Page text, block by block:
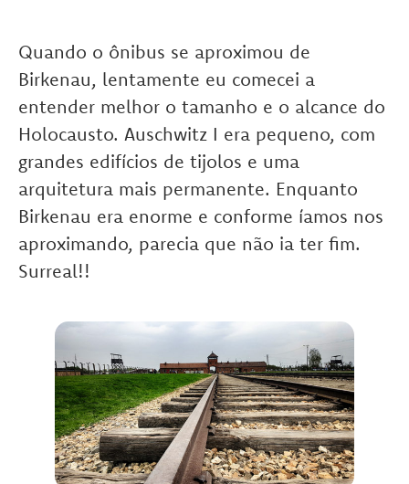
Quando o ônibus se aproximou de
Birkenau, lentamente eu comecei a
entender melhor o tamanho e o alcance do
Holocausto. Auschwitz I era pequeno, com
grandes edifícios de tijolos e uma
arquitetura mais permanente. Enquanto
Birkenau era enorme e conforme íamos nos
aproximando, parecia que não ia ter fim.
Surreal!!